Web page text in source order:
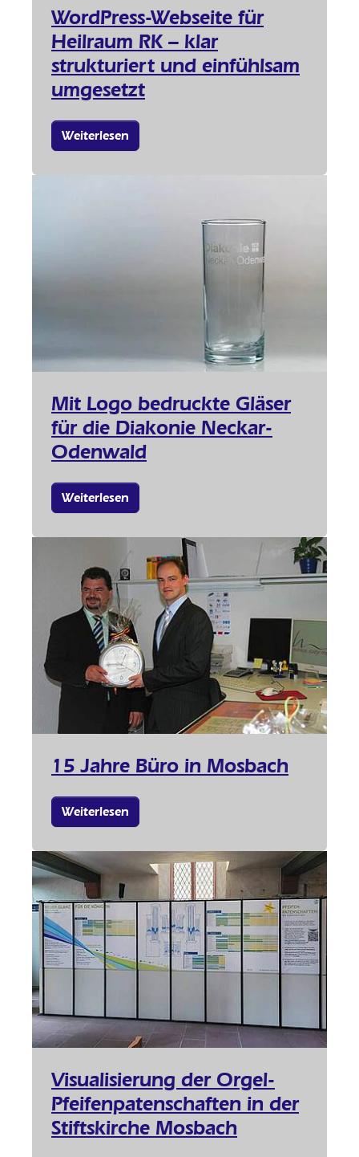
WordPress-Webseite für
Heilraum RK – klar
strukturiert und einfühlsam
umgesetzt
Weiterlesen
Mit Logo bedruckte Gläser
für die Diakonie Neckar-
Odenwald
Weiterlesen
15 Jahre Büro in Mosbach
Weiterlesen
Visualisierung der Orgel-
Pfeifenpatenschaften in der
Stiftskirche Mosbach